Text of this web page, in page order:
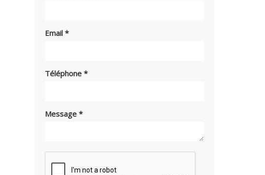
Email *
Téléphone *
Message *